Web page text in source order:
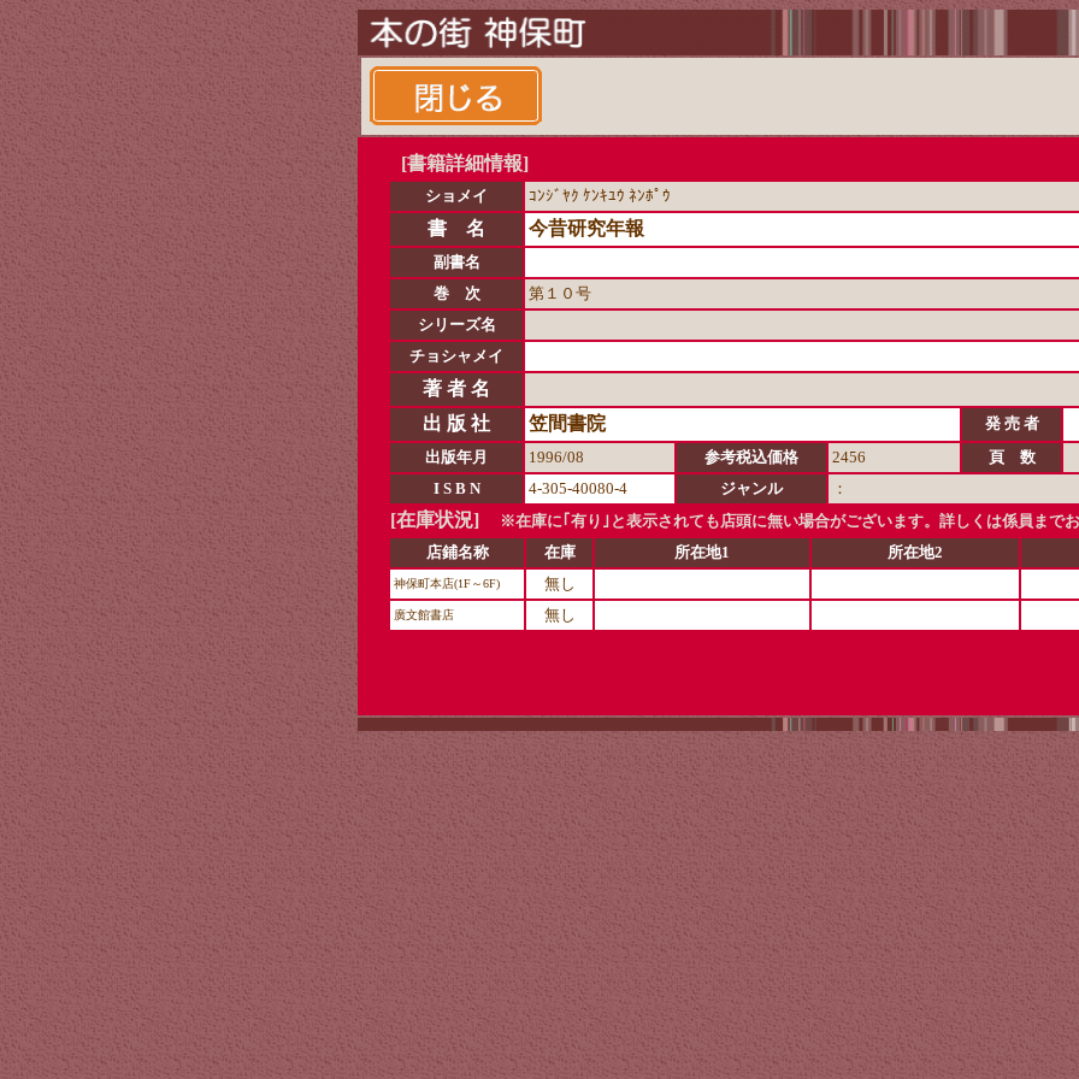
[書籍詳細情報]
ショメイ ｺﾝｼﾞﾔｸ ｹﾝｷﾕｳ ﾈﾝﾎﾟｳ
書 名 今昔研究年報
副書名
巻 次
第１０号
シリーズ名
チョシャメイ
著 者 名
出 版 社
笠間書院
発 売 者
出版年月
1996/08 参考税込価格 2456
頁 数
I S B N
4-305-40080-4 ジャンル ：
[在庫状況]
※在庫に｢有り｣と表示されても店頭に無い場合がございます。詳しくは係員まで
店鋪名称
在庫 所在地1 所在地2
神保町本店(1F～6F) 無し
廣文館書店 無し